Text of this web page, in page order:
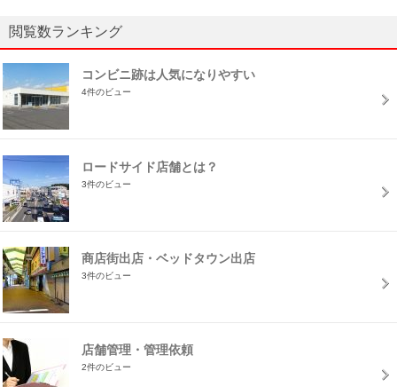
閲覧数ランキング
コンビニ跡は人気になりやすい
4件のビュー
ロードサイド店舗とは？
3件のビュー
商店街出店・ベッドタウン出店
3件のビュー
店舗管理・管理依頼
2件のビュー